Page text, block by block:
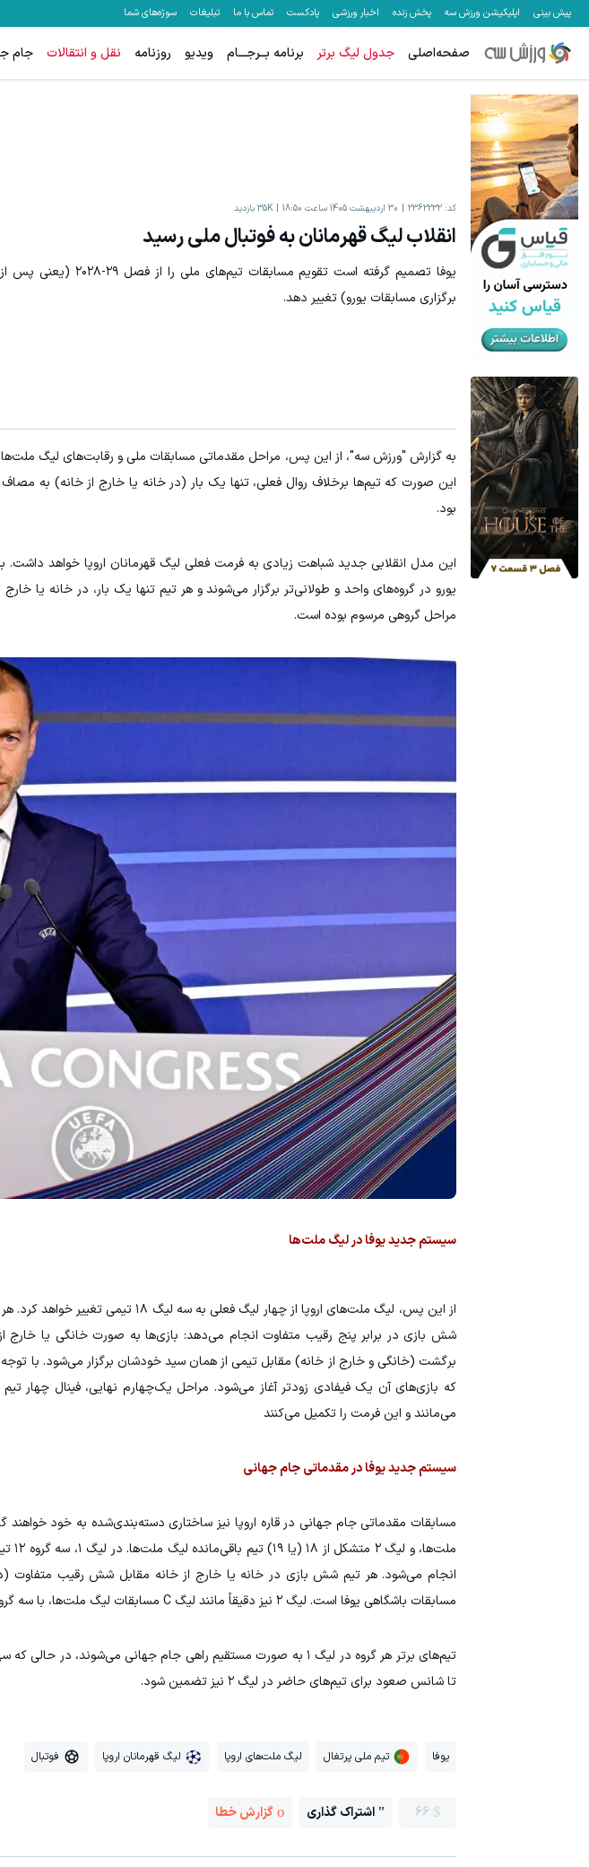
پیش بینی اپلیکیشن ورزش سه پخش زنده اخبار ورزشی پادکست تماس با ما تبلیغات سوژه‌های شما
صفحه‌اصلی جدول لیگ برتر برنامه بــرجـــام ویدیو روزنامه نقل و انتقالات جام
کد: 2362232 30 اردیبهشت 1405 ساعت 18:50 35K بازدید
انقلاب لیگ قهرمانان به فوتبال ملی رسید
یوفا تصمیم گرفته است تقویم مسابقات تیم‌های ملی را از فصل ۲۹-۲۰۲۸ (یعنی پس از
برگزاری مسابقات یورو) تغییر دهد.
به گزارش "ورزش سه"، از این پس، مراحل مقدماتی مسابقات ملی و رقابت‌های لیگ ملت‌ها
این صورت که تیم‌ها برخلاف روال فعلی، تنها یک بار (در خانه یا خارج از خانه) به
بود.
این مدل انقلابی جدید شباهت زیادی به فرمت فعلی لیگ قهرمانان اروپا خواهد
یورو در گروه‌های واحد و طولانی‌تر برگزار می‌شوند و هر تیم تنها یک بار، در خانه یا
مراحل گروهی مرسوم بوده است.
سیستم جدید یوفا در لیگ ملت‌ها
از این پس، لیگ ملت‌های اروپا از چهار
شش بازی در برابر پنج رقیب متفاوت انجام می‌دهد: بازی‌ها به صورت خانگی یا خارج
که بازی‌های آن یک فیفادی زودتر آغاز می‌شود. مراحل یک‌چهارم نهایی، فینال چهار
می‌مانند و این فرمت را تکمیل می‌کنند
سیستم جدید یوفا در مقدماتی جام جهانی
انجام می‌شود. هر تیم شش بازی در خانه یا خارج از خانه مقابل شش رقیب متفاوت
مسابقات باشگاهی یوفا است. لیگ ۲ نیز دقیقاً مانند لیگ C مسابقات لیگ ملت‌ها، با سه گروه ۶ تیمی (یا یک گروه ۷ تیمی) سازماندهی می‌شود.
تیم‌های برتر هر گروه در لیگ ۱ به صورت مستقیم راهی جام جهانی
تا شانس صعود برای تیم‌های حاضر در لیگ ۲ نیز تضمین شود.
یوفا تیم ملی پرتغال لیگ ملت‌های اروپا لیگ قهرمانان اروپا فوتبال
66 اشتراک گذاری گزارش خطا